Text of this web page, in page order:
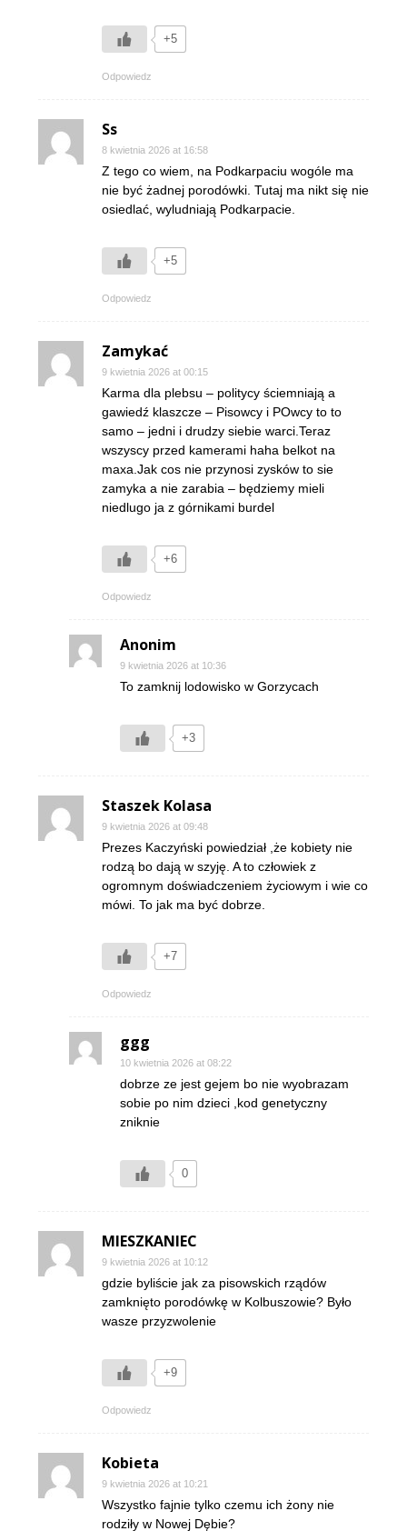
+5
Odpowiedz
Ss
8 kwietnia 2026 at 16:58
Z tego co wiem, na Podkarpaciu wogóle ma
nie być żadnej porodówki. Tutaj ma nikt się nie
osiedlać, wyludniają Podkarpacie.
+5
Odpowiedz
Zamykać
9 kwietnia 2026 at 00:15
Karma dla plebsu – politycy ściemniają a
gawiedź klaszcze – Pisowcy i POwcy to to
samo – jedni i drudzy siebie warci.Teraz
wszyscy przed kamerami haha belkot na
maxa.Jak cos nie przynosi zysków to sie
zamyka a nie zarabia – będziemy mieli
niedlugo ja z górnikami burdel
+6
Odpowiedz
Anonim
9 kwietnia 2026 at 10:36
To zamknij lodowisko w Gorzycach
+3
Staszek Kolasa
9 kwietnia 2026 at 09:48
Prezes Kaczyński powiedział ,że kobiety nie
rodzą bo dają w szyję. A to człowiek z
ogromnym doświadczeniem życiowym i wie co
mówi. To jak ma być dobrze.
+7
Odpowiedz
ggg
10 kwietnia 2026 at 08:22
dobrze ze jest gejem bo nie wyobrazam
sobie po nim dzieci ,kod genetyczny
zniknie
0
MIESZKANIEC
9 kwietnia 2026 at 10:12
gdzie byliście jak za pisowskich rządów
zamknięto porodówkę w Kolbuszowie? Było
wasze przyzwolenie
+9
Odpowiedz
Kobieta
9 kwietnia 2026 at 10:21
Wszystko fajnie tylko czemu ich żony nie
rodziły w Nowej Dębie?